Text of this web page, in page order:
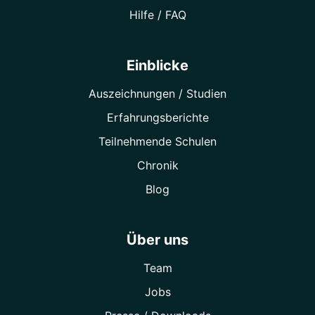
Hilfe / FAQ
Einblicke
Auszeichnungen / Studien
Erfahrungsberichte
Teilnehmende Schulen
Chronik
Blog
Über uns
Team
Jobs